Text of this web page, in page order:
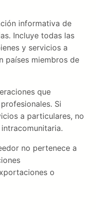
informativa de
Incluye todas las
y servicios a
países miembros de
que
Si
a particulares, no
no pertenece a
o